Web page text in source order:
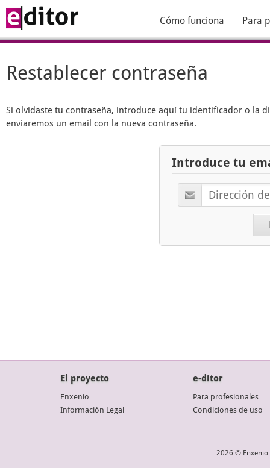
Cómo funciona Para
Restablecer contraseña
Si olvidaste tu contraseña, introduce aquí tu identificador o la
enviaremos un email con la nueva contraseña.
Introduce tu
El proyecto
Enxenio
Información Legal
e-ditor
Para profesionales
Condiciones de uso
2026 © Enxenio